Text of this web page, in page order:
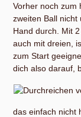
Vorher noch zum
zweiten Ball
Hand durch. Mit
auch mit dreien,
zum Start
dich also darauf,
das einfach nicht